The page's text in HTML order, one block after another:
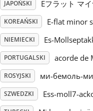
Türkçe
Українська
简体中文
繁體中文
JAPOŃSKI Eフラット マ
KOREAŃSKI E-flat minor
NIEMIECKI Es-
PORTUGALSKI acorde de
ROSYJSKI ми-бемоль-
SZWEDZKI Ess-moll7-